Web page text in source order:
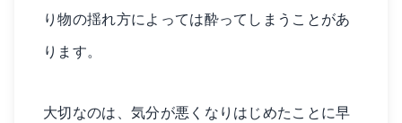
り物の揺れ方によっては酔ってしまうことがあ
ります。
大切なのは、気分が悪くなりはじめたことに早